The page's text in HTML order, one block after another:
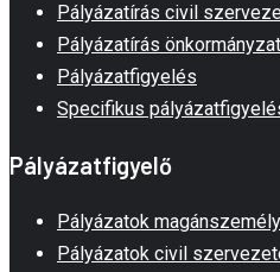
Pályázatírás civil
Pályázatírás
Pályázatfigyelés
Specifikus
Pályázatfigyelő
Pályázatok
Pályázatok civil